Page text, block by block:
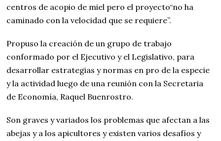
centros de acopio de miel pero el proyecto“no ha
caminado con la velocidad que se requiere”.
Propuso la creación de un grupo de trabajo
conformado por el Ejecutivo y el Legislativo, para
desarrollar estrategias y normas en pro de la especie
y la actividad luego de una reunión con la Secretaria
de Economía, Raquel Buenrostro.
Son graves y variados los problemas que afectan a las
abejas y a los apicultores y existen varios desafíos y